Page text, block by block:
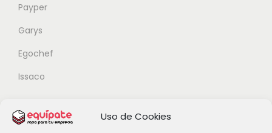
Uso de Cookies
Payper
Garys
Egochef
Issaco
Ropa para Profesionales